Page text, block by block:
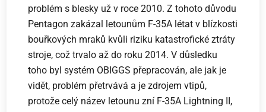
problém s blesky už v roce 2010. Z tohoto důvodu
Pentagon zakázal letounům F-35A létat v blízkosti
bouřkových mraků kvůli riziku katastrofické ztráty
stroje, což trvalo až do roku 2014. V důsledku
toho byl systém OBIGGS přepracován, ale jak je
vidět, problém přetrvává a je zdrojem vtipů,
protože celý název letounu zní F-35A Lightning II,